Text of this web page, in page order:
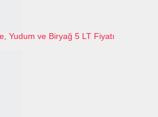
Yudum ve Biryağ 5 LT Fiyatı